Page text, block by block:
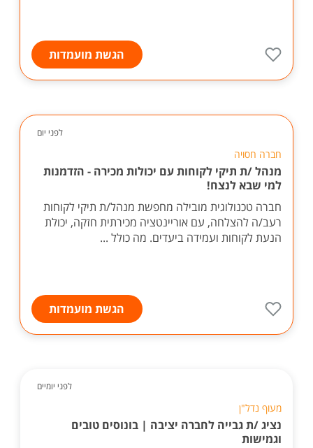
הגשת מועמדות
לפני יום
חברה חסויה
מנהל /ת תיקי לקוחות עם יכולות מכירה - הזדמנות
למי שבא לנצח!
חברה טכנולוגית מובילה מחפשת מנהל/ת תיקי לקוחות
רעב/ה להצלחה, עם אוריינטציה מכירתית חזקה, יכולת
הנעת לקוחות ועמידה ביעדים. מה כולל ...
הגשת מועמדות
לפני יומיים
מעוף נדל"ן
נציג /ת גבייה לחברה יציבה | בונוסים טובים
וגמישות